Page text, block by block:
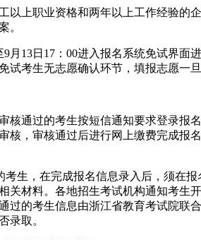
上职业资格和两年以上工作经验的
。
月13日17：00进入报名系统免试界
考生无志愿确认环节，填报志愿一旦
核通过的考生按短信通知要求登录
，审核通过后进行网上缴费完成报名
生，在完成报名信息录入后，须在
关材料。各地招生考试机构通知考
过的考生信息由浙江省教育考试院
录取。